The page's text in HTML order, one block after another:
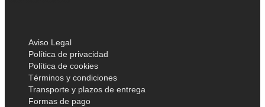
Aviso Legal
Política de privacidad
Política de cookies
Términos y condiciones
Transporte y plazos de entrega
Formas de pago